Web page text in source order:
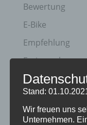
Bewertung
E-Bike
Empfehlung
FIS Nordische
Gäste
Gesundheit
Stand:
Wir freuen uns
Unternehmen.